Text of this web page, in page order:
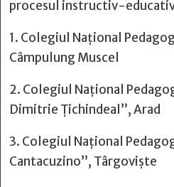
procesul instructiv-
1. Colegiul Național
Câmpulung Muscel
2. Colegiul Național
Dimitrie Țichindeal”, Arad
3. Colegiul Național
Cantacuzino”, Târgoviște